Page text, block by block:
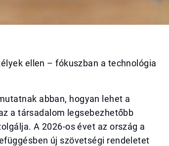
ellen – fókuszban a technológia
abban, hogyan lehet a
a társadalom legsebezhetőbb
A 2026-os évet az ország a
új szövetségi rendeletet